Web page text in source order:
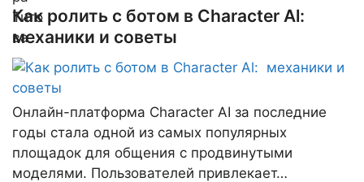
Как ролить с ботом в Character Al:
механики и советы
Онлайн-платформа Character AI за последние
годы стала одной из самых популярных
площадок для общения с продвинутыми
моделями. Пользователей привлекает…